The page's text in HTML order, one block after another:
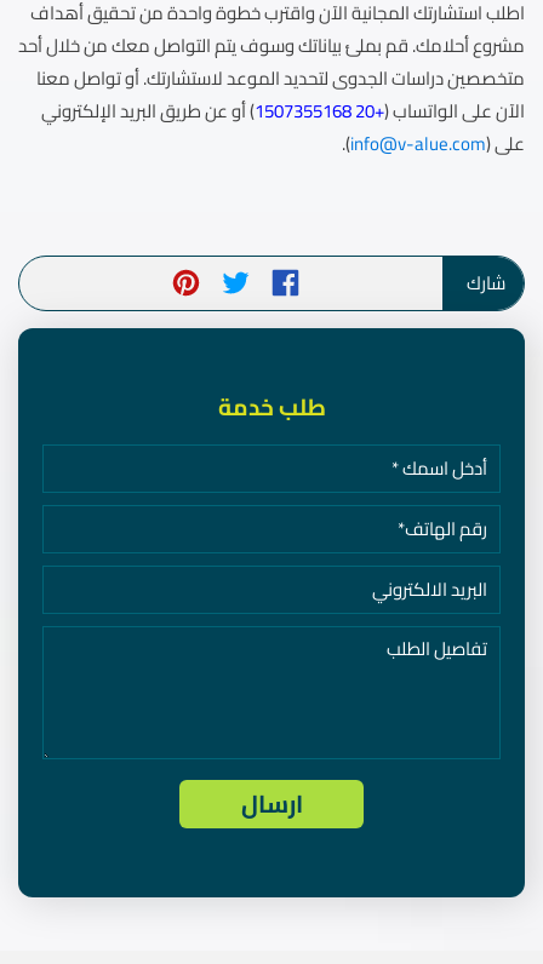
اطلب استشارتك المجانية الآن واقترب خطوة واحدة من تحقيق أهداف
مشروع أحلامك. قم بملئ بياناتك وسوف يتم التواصل معك من خلال أحد
متخصصين دراسات الجدوى لتحديد الموعد لاستشارتك. أو تواصل معنا
الآن على الواتساب (+20 1507355168
) أو عن طريق البريد الإلكتروني
على (info@v-alue.com
).
شارك
طلب خدمة